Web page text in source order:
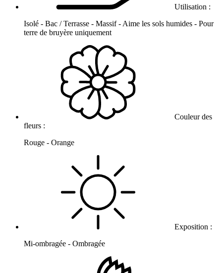
Utilisation :
Isolé - Bac / Terrasse - Massif - Aime les sols humides - Pour
terre de bruyère uniquement
Couleur des
fleurs :
Rouge - Orange
Exposition :
Mi-ombragée - Ombragée